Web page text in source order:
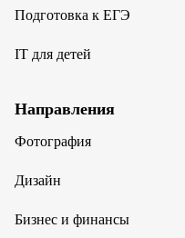
Подготовка к ЕГЭ
IT для детей
Направления
Фотография
Дизайн
Бизнес и финансы